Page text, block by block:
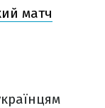
матч